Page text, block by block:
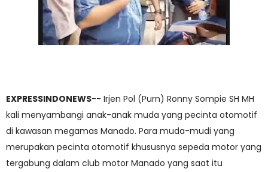
EXPRESSINDONEWS-- Irjen Pol (Purn) Ronny Sompie SH MH
kali menyambangi anak-anak muda yang pecinta otomotif
di kawasan megamas Manado. Para muda-mudi yang
merupakan pecinta otomotif khususnya sepeda motor yang
tergabung dalam club motor Manado yang saat itu